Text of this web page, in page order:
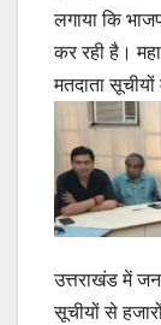
लगाया कि
कर रही है।
मतदाता
उत्तराखंड में
सूचीयों से